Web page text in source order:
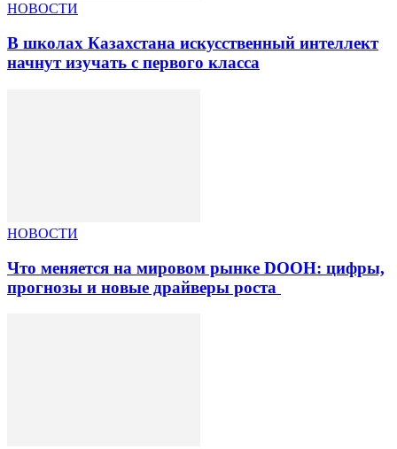
НОВОСТИ
В школах Казахстана искусственный интеллект
начнут изучать с первого класса
НОВОСТИ
Что меняется на мировом рынке DOOH: цифры,
прогнозы и новые драйверы роста